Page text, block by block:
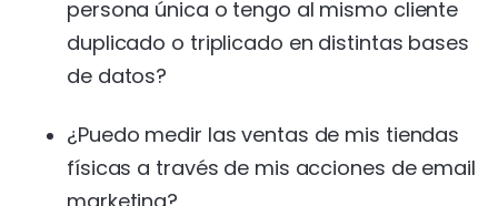
persona única o tengo al mismo cliente
duplicado o triplicado en distintas bases
de datos?
¿Puedo medir las ventas de mis tiendas
físicas a través de mis acciones de email